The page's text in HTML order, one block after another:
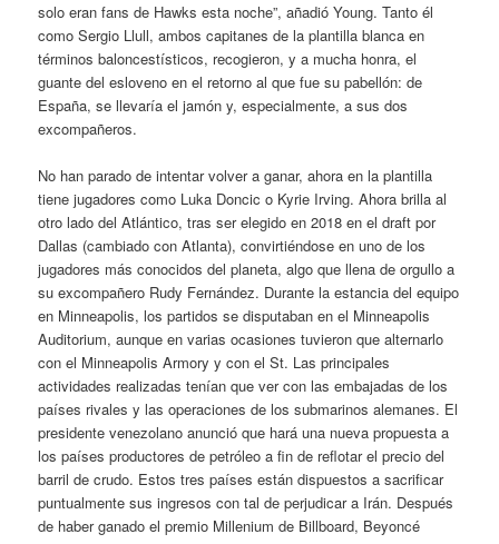
solo eran fans de Hawks esta noche”, añadió Young. Tanto él
como Sergio Llull, ambos capitanes de la plantilla blanca en
términos baloncestísticos, recogieron, y a mucha honra, el
guante del esloveno en el retorno al que fue su pabellón: de
España, se llevaría el jamón y, especialmente, a sus dos
excompañeros.
No han parado de intentar volver a ganar, ahora en la plantilla
tiene jugadores como Luka Doncic o Kyrie Irving. Ahora brilla al
otro lado del Atlántico, tras ser elegido en 2018 en el draft por
Dallas (cambiado con Atlanta), convirtiéndose en uno de los
jugadores más conocidos del planeta, algo que llena de orgullo a
su excompañero Rudy Fernández. Durante la estancia del equipo
en Minneapolis, los partidos se disputaban en el Minneapolis
Auditorium, aunque en varias ocasiones tuvieron que alternarlo
con el Minneapolis Armory y con el St. Las principales
actividades realizadas tenían que ver con las embajadas de los
países rivales y las operaciones de los submarinos alemanes. El
presidente venezolano anunció que hará una nueva propuesta a
los países productores de petróleo a fin de reflotar el precio del
barril de crudo. Estos tres países están dispuestos a sacrificar
puntualmente sus ingresos con tal de perjudicar a Irán. Después
de haber ganado el premio Millenium de Billboard, Beyoncé